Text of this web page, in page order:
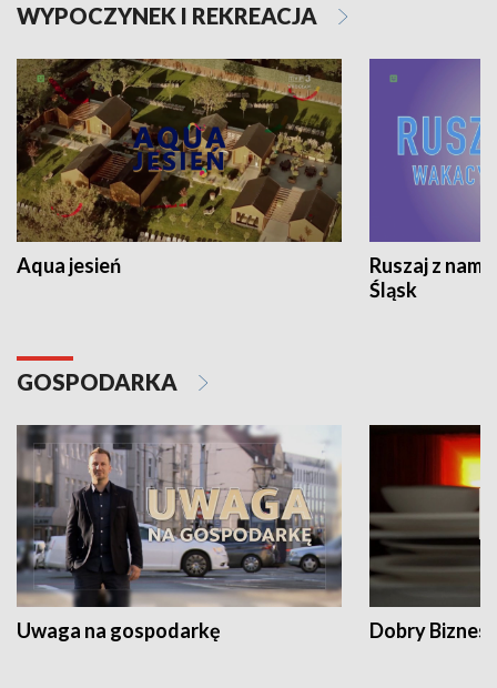
WYPOCZYNEK I REKREACJA
Aqua jesień
Ruszaj z
Śląsk
GOSPODARKA
Uwaga na gospodarkę Dobry Biznes